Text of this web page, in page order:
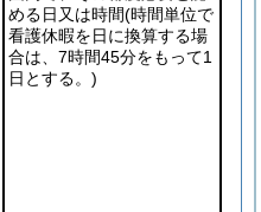
める日又は時間(時間単位で
看護休暇を日に換算する場
合は、7時間45分をもって1
日とする。)